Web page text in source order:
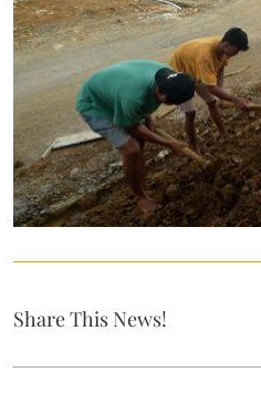
Share This News!